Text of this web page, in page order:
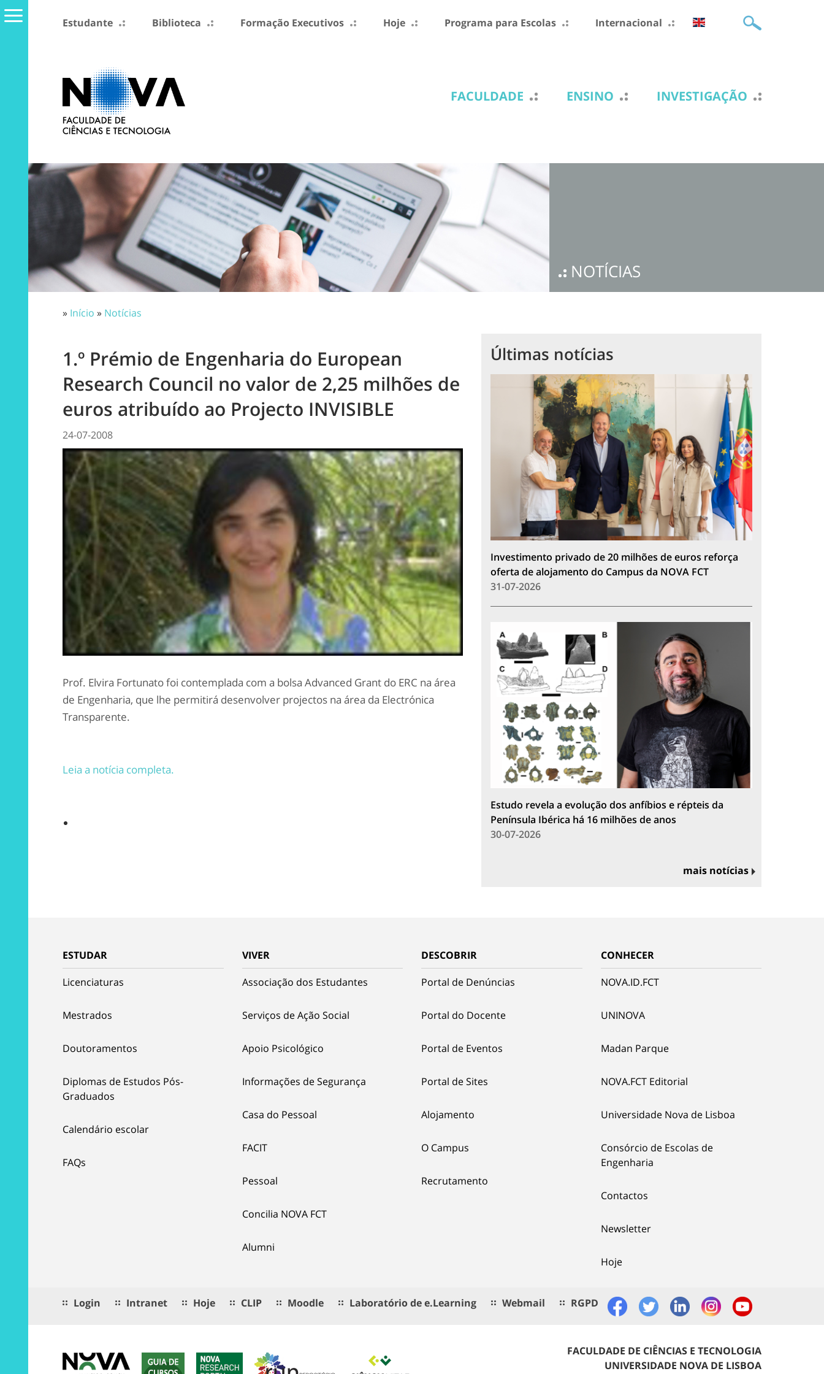
Estudante Biblioteca Formação Executivos Hoje Programa para Escolas Internacional
FACULDADE ENSINO INVESTIGAÇÃO
NOTÍCIAS
» Início » Notícias
1.º Prémio de Engenharia do European
Research Council no valor de 2,25 milhões de
euros atribuído ao Projecto INVISIBLE
24-07-2008
Prof. Elvira Fortunato foi contemplada com a bolsa Advanced Grant do ERC na área
de Engenharia, que lhe permitirá desenvolver projectos na área da Electrónica
Transparente.
Leia a notícia completa.
Últimas notícias
Investimento privado de 20 milhões de euros reforça
oferta de alojamento do Campus da NOVA FCT
31-07-2026
Estudo revela a evolução dos anfíbios e répteis da
Península Ibérica há 16 milhões de anos
30-07-2026
mais notícias
ESTUDAR
Licenciaturas
Mestrados
Doutoramentos
Diplomas de Estudos Pós-
Graduados
Calendário escolar
FAQs
VIVER
Associação dos Estudantes
Serviços de Ação Social
Apoio Psicológico
Informações de Segurança
Casa do Pessoal
FACIT
Pessoal
Concilia NOVA FCT
Alumni
DESCOBRIR
Portal de Denúncias
Portal do Docente
Portal de Eventos
Portal de Sites
Alojamento
O Campus
Recrutamento
CONHECER
NOVA.ID.FCT
UNINOVA
Madan Parque
NOVA.FCT Editorial
Universidade Nova de Lisboa
Consórcio de Escolas de
Engenharia
Contactos
Newsletter
Hoje
Login Intranet Hoje CLIP Moodle Laboratório de e.Learning Webmail RGPD
FACULDADE DE CIÊNCIAS E TECNOLOGIA
UNIVERSIDADE NOVA DE LISBOA